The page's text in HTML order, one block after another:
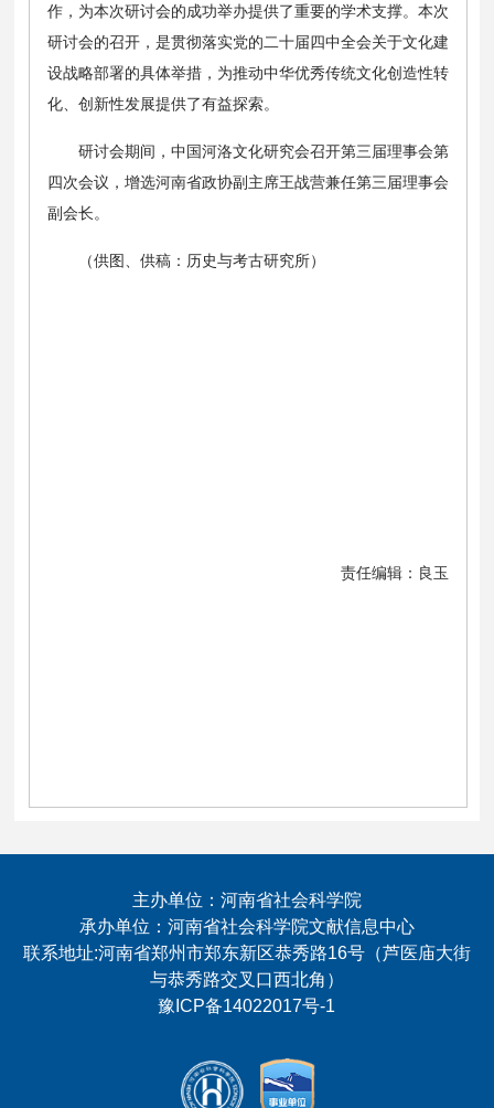
作，为本次研讨会的成功举办提供了重要的学术支撑。本次
研讨会的召开，是贯彻落实党的二十届四中全会关于文化建
设战略部署的具体举措，为推动中华优秀传统文化创造性转
化、创新性发展提供了有益探索。
研讨会期间，中国河洛文化研究会召开第三届理事会第
四次会议，增选河南省政协副主席王战营兼任第三届理事会
副会长。
（供图、供稿：历史与考古研究所）
责任编辑：良玉
主办单位：河南省社会科学院
承办单位：河南省社会科学院文献信息中心
联系地址:河南省郑州市郑东新区恭秀路16号（芦医庙大街
与恭秀路交叉口西北角）
豫ICP备14022017号-1